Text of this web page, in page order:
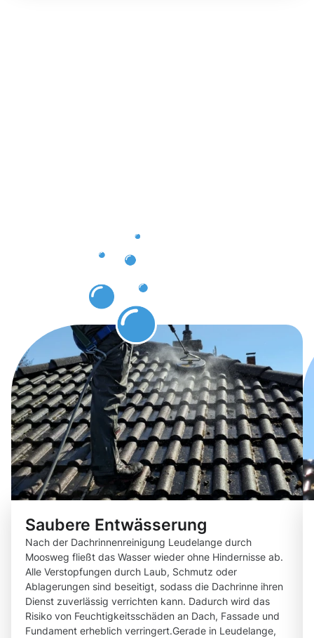
Saubere Entwässerung
Nach der Dachrinnenreinigung Leudelange durch
Moosweg fließt das Wasser wieder ohne Hindernisse ab.
Alle Verstopfungen durch Laub, Schmutz oder
Ablagerungen sind beseitigt, sodass die Dachrinne ihren
Dienst zuverlässig verrichten kann. Dadurch wird das
Risiko von Feuchtigkeitsschäden an Dach, Fassade und
Fundament erheblich verringert.Gerade in Leudelange,